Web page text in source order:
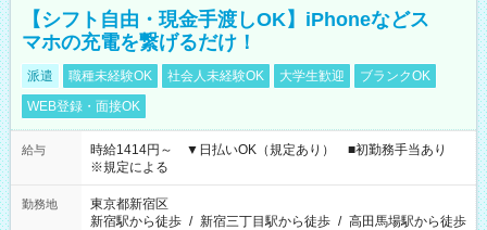
【シフト自由・現金手渡しOK】iPhoneなどス
マホの充電を繋げるだけ！
派遣 職種未経験OK 社会人未経験OK 大学生歓迎
ブランクOK
WEB登録・面接OK
給与
時給1414円～ ▼日払いOK（規定あり） ■初勤務手当あり
※規定による
勤務地
東京都新宿区
新宿駅から徒歩 / 新宿三丁目駅から徒歩 / 高田馬場駅から徒歩